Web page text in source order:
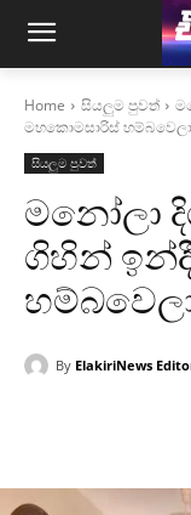
Home සියලුම පුවත්
මහකොමසාරිස්
සියලුම පුවත්
මනෝලා
ගිහින්
By ElakiriNews